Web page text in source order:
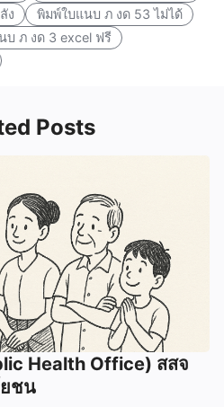
ง
พิมพ์ใบแนบ ภ งด 53 ไม่ได้
บ ภ งด 3 excel ฟรี
Posts
Health Office) สสจ
ชน